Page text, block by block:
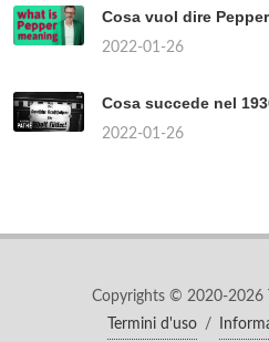
Cosa vuol dire
2022-01-26
Cosa succede nel
2022-01-26
Copyrights © 2020-2026
Termini d'uso
/